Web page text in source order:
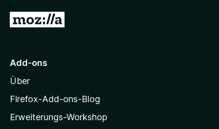
Z
M
z
i
l
Add-ons
Über
Firefox-Add-ons-Blog
Erweiterungs-Workshop